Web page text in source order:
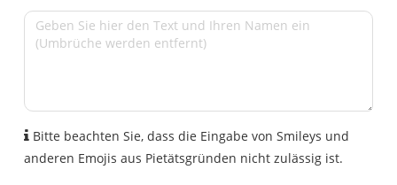
Bitte beachten Sie, dass die Eingabe von Smileys und
anderen Emojis aus Pietätsgründen nicht zulässig ist.